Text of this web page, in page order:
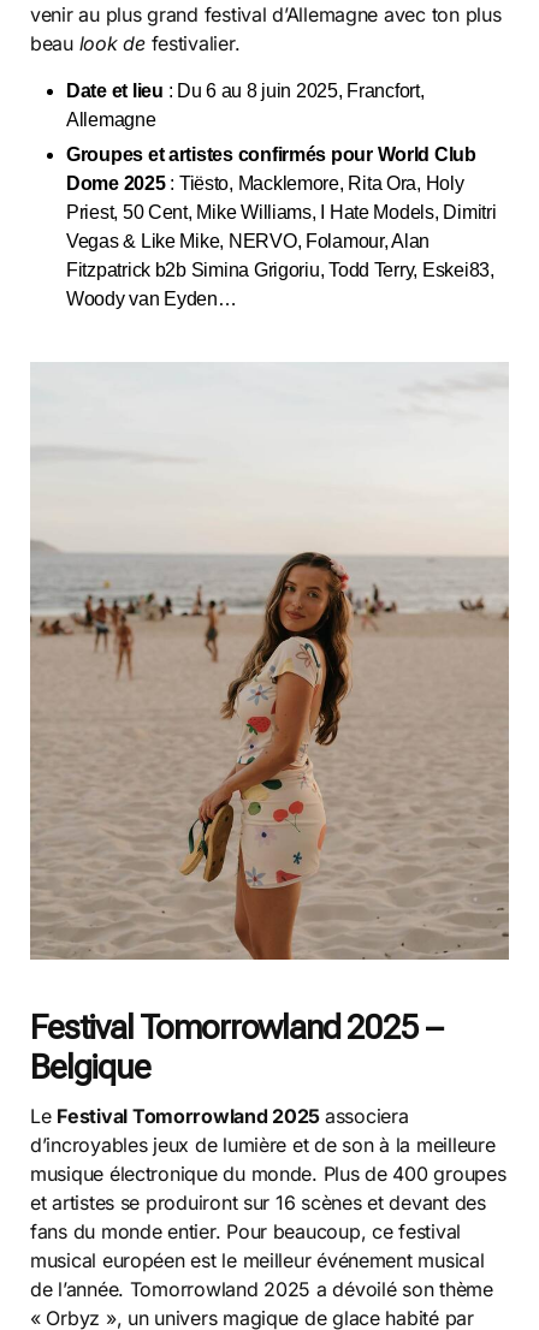
venir au plus grand festival d’Allemagne avec ton plus
beau look de festivalier.
Date et lieu : Du 6 au 8 juin 2025, Francfort,
Allemagne
Groupes et artistes confirmés pour World Club
Dome 2025 : Tiësto, Macklemore, Rita Ora, Holy
Priest, 50 Cent, Mike Williams, I Hate Models, Dimitri
Vegas & Like Mike, NERVO, Folamour, Alan
Fitzpatrick b2b Simina Grigoriu, Todd Terry, Eskei83,
Woody van Eyden…
Festival Tomorrowland 2025 –
Belgique
Le Festival Tomorrowland 2025 associera
d’incroyables jeux de lumière et de son à la meilleure
musique électronique du monde. Plus de 400 groupes
et artistes se produiront sur 16 scènes et devant des
fans du monde entier. Pour beaucoup, ce festival
musical européen est le meilleur événement musical
de l’année. Tomorrowland 2025 a dévoilé son thème
« Orbyz », un univers magique de glace habité par